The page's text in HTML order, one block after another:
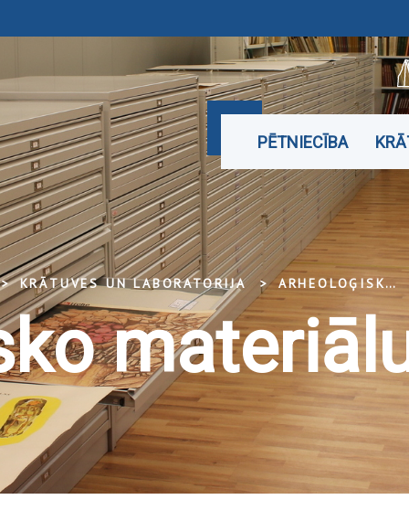
PĒTNIECĪBA
KRĀTUVES UN LABORATORIJA ARHEOLOĢISKO MATERIĀLU KRĀTUVE